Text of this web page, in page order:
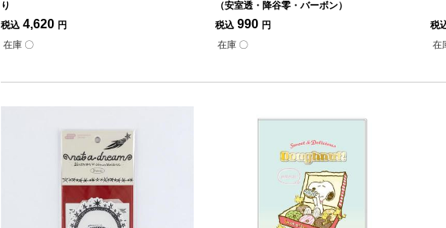
り
税込 4,620 円
在庫 〇
（安室透・降谷零・バーボン）
税込 990 円
在庫 〇
税
在